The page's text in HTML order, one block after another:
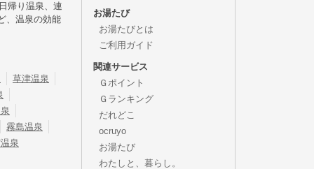
帰り温泉、連
、温泉の効能
草津温泉
霧島温泉
泉
お湯たび
お湯たびとは
ご利用ガイド
関連サービス
Ｇポイント
Ｇランキング
だれどこ
ocruyo
お湯たび
わたしと、暮らし。